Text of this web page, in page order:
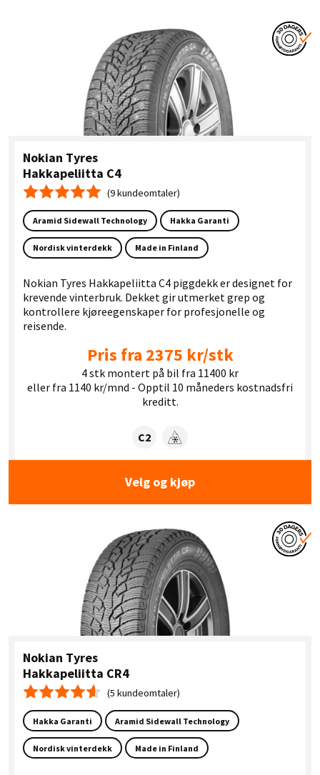
Nokian Tyres
Hakkapeliitta C4
Gjennomsnittskarakter 5.0
(9 kundeomtaler)
Aramid Sidewall Technology Hakka Garanti
Nordisk vinterdekk Made in Finland
Nokian Tyres Hakkapeliitta C4 piggdekk er designet for
krevende vinterbruk. Dekket gir utmerket grep og
kontrollere kjøreegenskaper for profesjonelle og
reisende.
Pris fra 2375 kr/stk
4 stk montert på bil fra 11400 kr
eller fra 1140 kr/mnd - Opptil 10 måneders kostnadsfri
kreditt.
Dekklasse:
C2 Snøgrep
Velg og kjøp
Nokian Tyres
Hakkapeliitta CR4
Gjennomsnittskarakter 4.6
(5 kundeomtaler)
Hakka Garanti Aramid Sidewall Technology
Nordisk vinterdekk Made in Finland